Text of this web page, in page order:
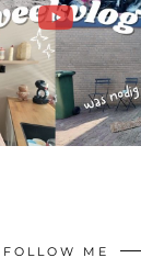
FOLLOW ME